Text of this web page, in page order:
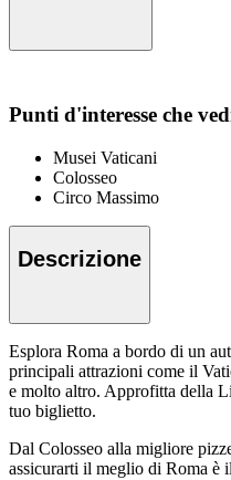
Punti d'interesse che
Musei Vaticani
Colosseo
Circo Massimo
Descrizione
Esplora Roma a bordo di un
principali attrazioni come il
e molto altro. Approfitta della
tuo biglietto.
Dal Colosseo alla migliore
assicurarti il meglio di Roma è